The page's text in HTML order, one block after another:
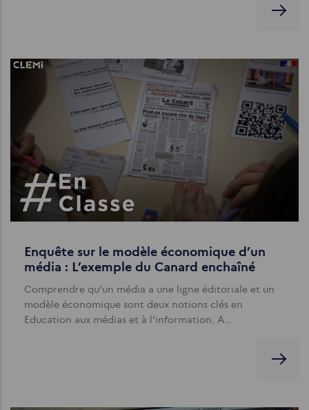
Enquête sur le modèle économique d’un
média : L’exemple du Canard enchaîné
Comprendre qu’un média a une ligne éditoriale et un
modèle économique sont deux notions clés en
Education aux médias et à l’information. A…